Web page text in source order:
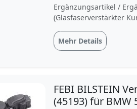
Ergänzungsartikel /
(Glasfaserverstärkter
Mehr Details
FEBI BILSTEIN
(45193) für BMW